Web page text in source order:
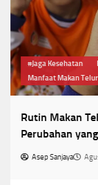
#Jaga Kesehatan
Manfaat Makan Telur
Rutin Makan
Perubahan
Asep Sanjaya